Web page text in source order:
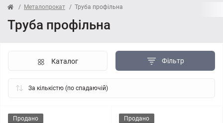
Металопрокат Труба профільна
Труба профільна
Фільтр
Каталог
Продано Продано